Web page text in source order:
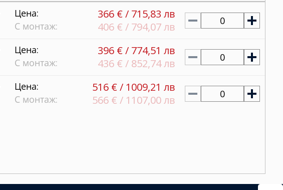
Цена: 366 € / 715,83 лв
С монтаж: 406 € / 794,07 лв 0
Цена: 396 € / 774,51 лв
С монтаж: 436 € / 852,74 лв 0
Цена: 516 € / 1009,21 лв
С монтаж: 566 € / 1107,00 лв 0